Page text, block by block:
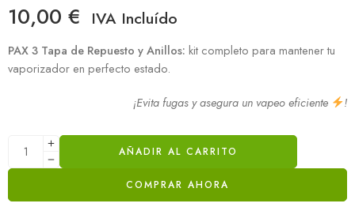
10,00 € IVA Incluído
PAX 3 Tapa de Repuesto y Anillos: kit completo para mantener tu
vaporizador en perfecto estado.
¡Evita fugas y asegura un vapeo eficiente !
AÑADIR AL CARRITO
COMPRAR AHORA